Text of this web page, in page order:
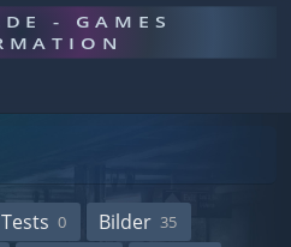
- GAMES
Tests 0 Bilder 35